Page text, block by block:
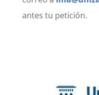
antes tu petición.